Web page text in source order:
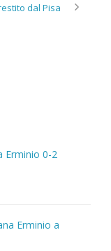
dal Pisa
Erminio 0-2
Erminio a